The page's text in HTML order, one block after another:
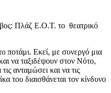
Πλάζ Ε.Ο.Τ. τo θεατρικό
ποτάμι. Εκεί, με συνεργό μια
να ταξιδέψουν στον Νότο,
ανταμώσει και να τις
του διαισθάνεται τον κίνδυνο